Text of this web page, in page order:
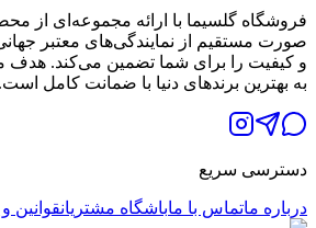
فروشگاه گلسیما با ارائه مجموعه‌ای از
صورت مستقیم از نمایندگی‌های معتبر
و کیفیت را برای شما تضمین می‌کند.
به بهترین برندهای دنیا با ضمانت کامل است.
دسترسی سریع
درباره ماتماس با ماباشگاه مشتریانقوانین